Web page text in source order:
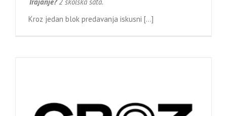
Kroz jedan blok predavanja iskusni […]